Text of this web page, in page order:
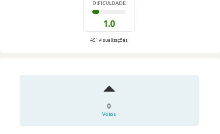
DIFICULDADE
1.0
451 visualizações
0
Votos